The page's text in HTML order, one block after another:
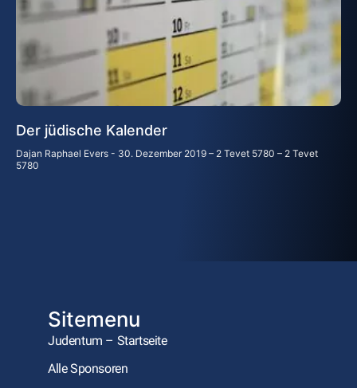
Der jüdische Kalender
Dajan Raphael Evers
30. Dezember 2019 – 2 Tevet 5780 – 2 Tevet
5780
Sitemenu
Judentum – Startseite
Alle Sponsoren